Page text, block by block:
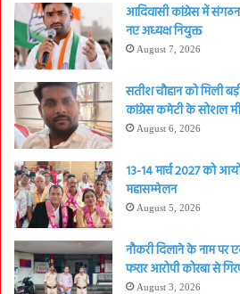
आदिवासी कांग्रेस में
नए अध्यक्ष नियुक्त
August 7, 2026
सतीश चौहान को मिली
कांग्रेस कमेटी के सोशल
August 6, 2026
13-14 मार्च 2027 को
महासम्मेलन
August 5, 2026
नौकरी दिलाने के नाम
फरार आरोपी कोरबा से
August 3, 2026